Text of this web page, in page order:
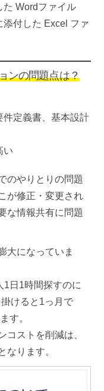
た Wordファイル
付した Excel ファ
ンの問題点は？
件定義書、基本設計
い
のやりとりの問題
が修正・変更され
な情報共有に問題
大になっていま
1日1時間探すのに
けると1っ月で
す。
コストを削減は、
なります。